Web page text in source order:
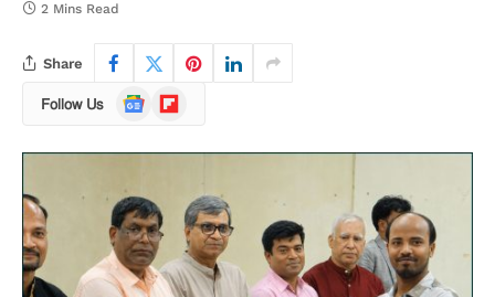
2 Mins Read
Share
Follow Us
Google
News
Flipboard